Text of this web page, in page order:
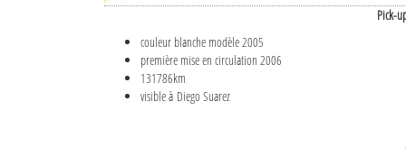
Pick-
couleur blanche modèle 2005
première mise en circulation 2006
131786km
visible à Diego Suarez